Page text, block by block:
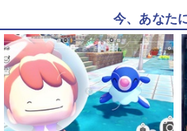
今、あなた